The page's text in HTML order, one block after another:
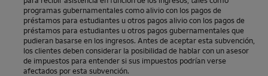
programas gubernamentales como alivio con los pagos de
préstamos para estudiantes u otros pagos alivio con los pagos de
préstamos para estudiantes u otros pagos gubernamentales que
pudieran basarse en los ingresos. Antes de aceptar esta subvención,
los clientes deben considerar la posibilidad de hablar con un asesor
de impuestos para entender si sus impuestos podrían verse
afectados por esta subvención.